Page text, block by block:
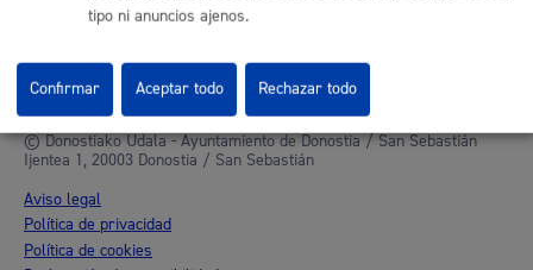
© Donostiako Udala - Ayuntamiento de Donostia / San Sebastián
Ijentea 1, 20003 Donostia / San Sebastián
Aviso legal
Política de privacidad
Política de cookies
tipo ni anuncios ajenos.
Rechazar todo
Confirmar Aceptar todo